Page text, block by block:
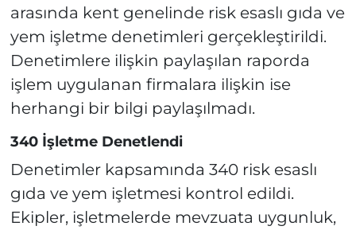
arasında kent genelinde risk esaslı gıda ve
yem işletme denetimleri gerçekleştirildi.
Denetimlere ilişkin paylaşılan raporda
işlem uygulanan firmalara ilişkin ise
herhangi bir bilgi paylaşılmadı.
340 İşletme Denetlendi
Denetimler kapsamında 340 risk esaslı
gıda ve yem işletmesi kontrol edildi.
Ekipler, işletmelerde mevzuata uygunluk,